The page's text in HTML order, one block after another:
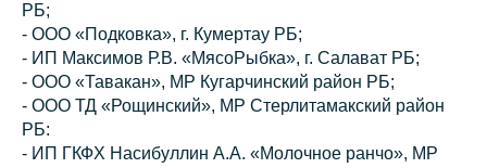
РБ;
- ООО «Подковка», г. Кумертау РБ;
- ИП Максимов Р.В. «МясоРыбка», г. Салават РБ;
- ООО «Тавакан», МР Кугарчинский район РБ;
- ООО ТД «Рощинский», МР Стерлитамакский район
РБ:
- ИП ГКФХ Насибуллин А.А. «Молочное ранчо», МР